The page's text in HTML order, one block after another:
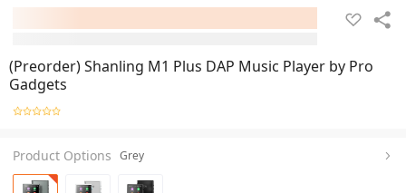
(Preorder) Shanling M1 Plus DAP Music Player by Pro
Gadgets
Product Options Grey